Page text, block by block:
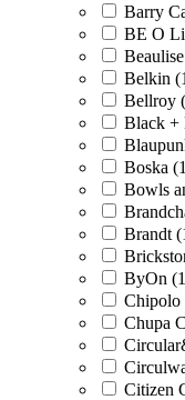
Barry
BE O
Belkin
Bellroy
Black +
Boska
Bowls
Brandt
ByOn
Chipolo
Chupa
Citizen